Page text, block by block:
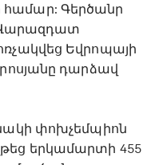
Գերծանր
Վարազդատ
Եվրոպայի
դարձավ
փոխչեմպիոն
երկամարտի 455